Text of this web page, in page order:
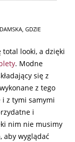
, GDZIE
looki, a dzięki
. Modne
się z
z tego
i z tymi samymi
i
nim nie musimy
aby wyglądać